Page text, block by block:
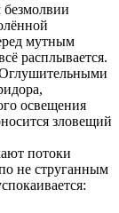
мутным
расплывается.
освещения
зловещий
потоки
не струганным